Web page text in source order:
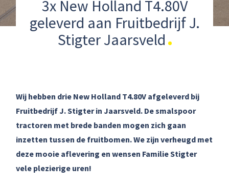
3x New Holland T4.80V
geleverd aan Fruitbedrijf J.
Stigter Jaarsveld
Wij hebben drie New Holland T4.80V afgeleverd bij
Fruitbedrijf J. Stigter in Jaarsveld. De smalspoor
tractoren met brede banden mogen zich gaan
inzetten tussen de fruitbomen. We zijn verheugd met
deze mooie aflevering en wensen Familie Stigter
vele plezierige uren!